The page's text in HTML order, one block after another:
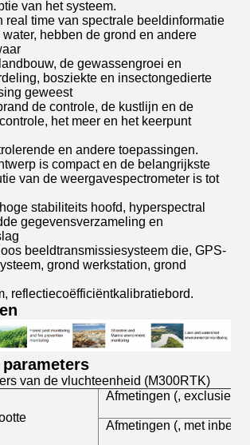
van het systeem.
real time van spectrale beeldinformatie
hebben de grond en andere
de gewassengroei en
bosziekte en insectongedierte
geweest
de controle, de kustlijn en de
het meer en het keerpunt
en andere toepassingen.
is compact en de belangrijkste
van de weergavespectrometer is tot
stabiliteits hoofd, hyperspectral
gegevensverzameling en
beeldtransmissiesysteem die, GPS-
grond werkstation, grond
reflectiecoëfficiëntkalibratiebord.
van de vluchteenheid (M300RTK)
Afmetingen (, exclusief
Afmetingen (, met